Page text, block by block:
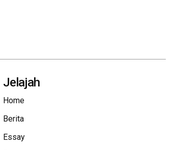
Jelajah
Home
Berita
Essay